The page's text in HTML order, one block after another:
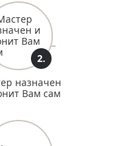
2.
назначен
Вам сам